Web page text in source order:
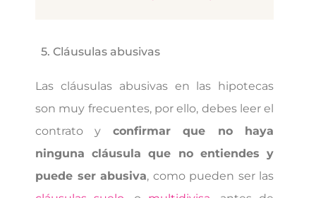
5. Cláusulas abusivas
Las cláusulas abusivas en las hipotecas
son muy frecuentes, por ello, debes leer el
contrato y confirmar que no haya
ninguna cláusula que no entiendes y
puede ser abusiva, como pueden ser las